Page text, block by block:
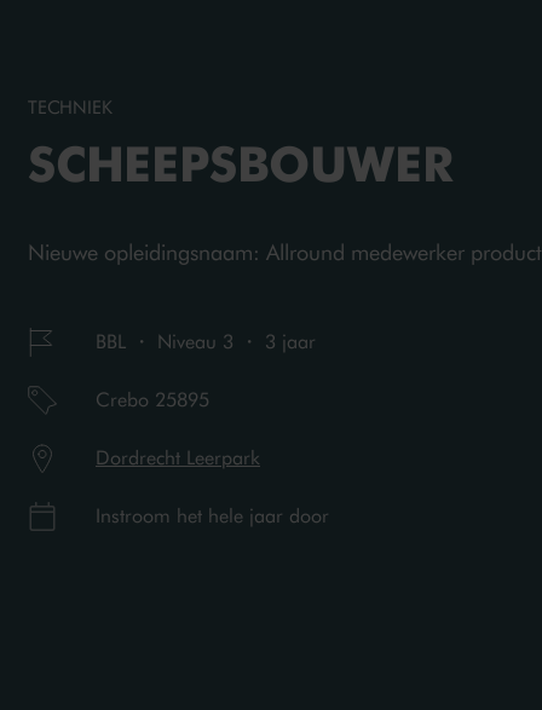
TECHNIEK
SCHEEPSBOUWER
Nieuwe opleidingsnaam: Allround medewerker
BBL ・ Niveau 3 ・ 3 jaar
Crebo 25895
Dordrecht Leerpark
Instroom het hele jaar door